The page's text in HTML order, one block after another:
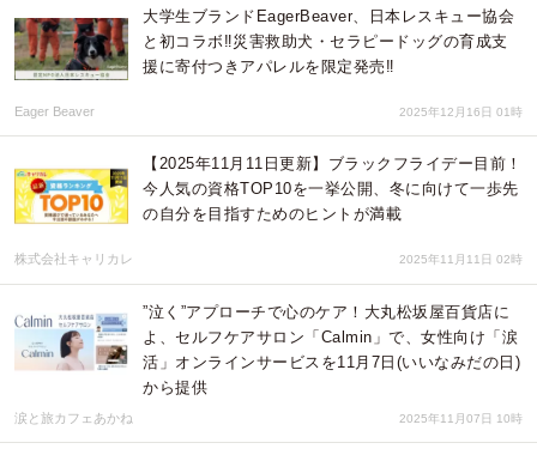
大学生ブランドEagerBeaver、日本レスキュー協会
と初コラボ‼️災害救助犬・セラピードッグの育成支
援に寄付つきアパレルを限定発売‼️
Eager Beaver 2025年12月16日 01時
【2025年11月11日更新】ブラックフライデー目前！
今人気の資格TOP10を一挙公開、冬に向けて一歩先
の自分を目指すためのヒントが満載
株式会社キャリカレ 2025年11月11日 02時
”泣く”アプローチで心のケア！大丸松坂屋百貨店に
よ、セルフケアサロン「Calmin」で、女性向け「涙
活」オンラインサービスを11月7日(いいなみだの日)
から提供
涙と旅カフェあかね 2025年11月07日 10時